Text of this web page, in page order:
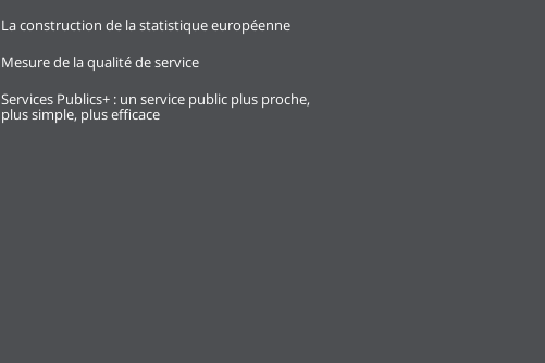
La construction de la statistique européenne
Mesure de la qualité de service
Services Publics+ : un service public plus proche,
plus simple, plus efficace